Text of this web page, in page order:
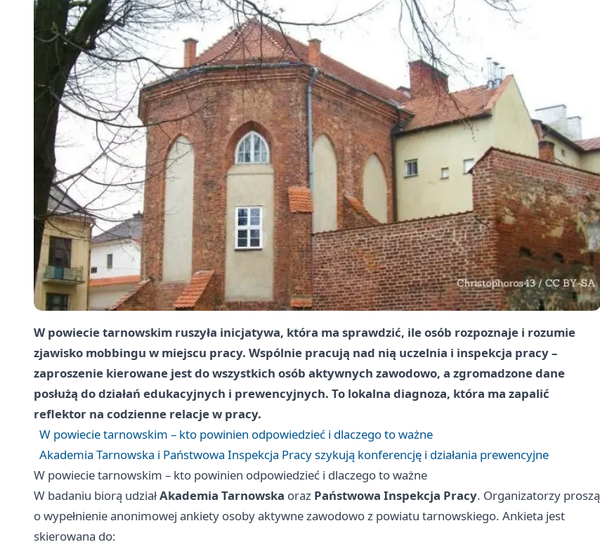
W powiecie tarnowskim ruszyła inicjatywa, która ma sprawdzić, ile osób rozpoznaje i rozumie
zjawisko mobbingu w miejscu pracy. Wspólnie pracują nad nią uczelnia i inspekcja pracy –
zaproszenie kierowane jest do wszystkich osób aktywnych zawodowo, a zgromadzone dane
posłużą do działań edukacyjnych i prewencyjnych. To lokalna diagnoza, która ma zapalić
reflektor na codzienne relacje w pracy.
W powiecie tarnowskim – kto powinien odpowiedzieć i dlaczego to ważne
Akademia Tarnowska i Państwowa Inspekcja Pracy szykują konferencję i działania prewencyjne
W powiecie tarnowskim – kto powinien odpowiedzieć i dlaczego to ważne
W badaniu biorą udziałAkademia Tarnowska oraz Państwowa Inspekcja Pracy. Organizatorzy proszą
o wypełnienie anonimowej ankiety osoby aktywne zawodowo z powiatu tarnowskiego. Ankieta jest
skierowana do: